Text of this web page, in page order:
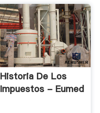
Historia De Los
Impuestos - Eumed